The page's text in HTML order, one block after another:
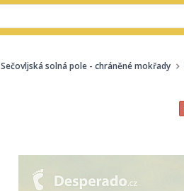
Sečovljská solná pole - chráněné mokřady